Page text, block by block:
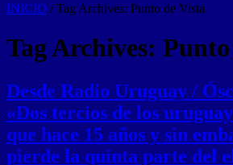
INICIO / Tag Archives: Punto de Vista
Tag Archives:
Desde Radio Uruguay /
«Dos tercios de los
que hace 15 años y sin
pierde la quinta parte del